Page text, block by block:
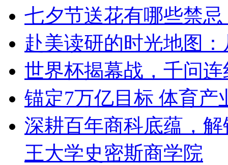
七夕节送花有哪些禁忌
赴美读研的时光地图
世界杯揭幕战，千问
锚定7万亿目标 体育产
深耕百年商科底蕴，
王大学史密斯商学院